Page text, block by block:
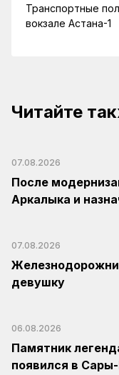
Транспортные
вокзале Астана-1
Читайте
07.08.2026
После
Аркалыка и
07.08.2026
девушку
06.08.2026
Памятник
появился в